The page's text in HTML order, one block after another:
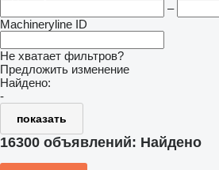
–
Machineryline ID
Не хватает фильтров?
Предложить изменение
Найдено:
-
показать
16300 объявлений: Найдено